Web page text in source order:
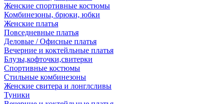
Женские спортивные костюмы
Комбинезоны, брюки, юбки
Женские платья
Повседневные платья
Деловые / Офисные платья
Вечерние и коктейльные платья
Блузы,кофточки,свитерки
Спортивные костюмы
Стильные комбинезоны
Женские свитера и лонглсливы
Туники